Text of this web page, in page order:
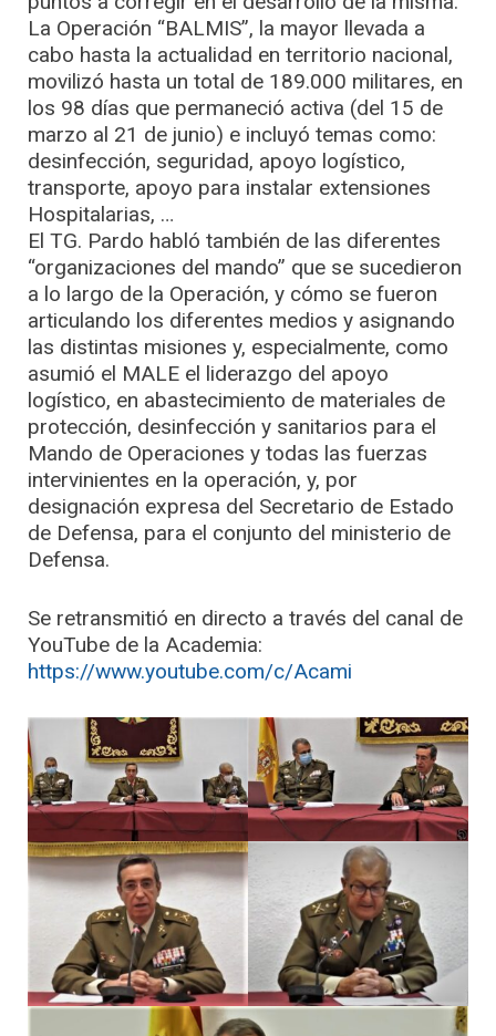
La Operación “BALMIS”, la mayor llevada a
cabo hasta la actualidad en territorio nacional,
movilizó hasta un total de 189.000 militares, en
los 98 días que permaneció activa (del 15 de
marzo al 21 de junio) e incluyó temas como:
desinfección, seguridad, apoyo logístico,
transporte, apoyo para instalar extensiones
Hospitalarias, …
El TG. Pardo habló también de las diferentes
“organizaciones del mando” que se sucedieron
a lo largo de la Operación, y cómo se fueron
articulando los diferentes medios y asignando
las distintas misiones y, especialmente, como
asumió el MALE el liderazgo del apoyo
logístico, en abastecimiento de materiales de
protección, desinfección y sanitarios para el
Mando de Operaciones y todas las fuerzas
intervinientes en la operación, y, por
designación expresa del Secretario de Estado
de Defensa, para el conjunto del ministerio de
Defensa.
Se retransmitió en directo a través del canal de
YouTube de la Academia:
https://www.youtube.com/c/Acami